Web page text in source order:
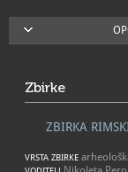
Zbirke
ZBIRKA
VRSTA ZBIRKE